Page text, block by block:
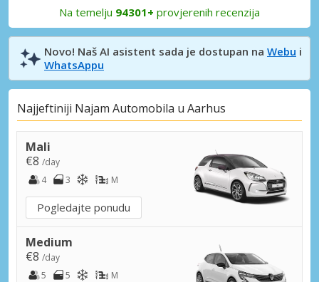
Na temelju 94301+ provjerenih recenzija
Novo! Naš AI asistent sada je dostupan na Webu i
WhatsAppu
Najjeftiniji Najam Automobila u Aarhus
Mali
€8 /day
4
3 M
Pogledajte ponudu
Medium
€8 /day
5
5 M